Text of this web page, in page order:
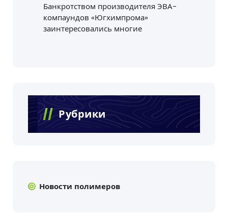
Банкротством производителя ЭВА-
компаундов «Югхимпрома»
заинтересовались многие
Рубрики
Новости полимеров